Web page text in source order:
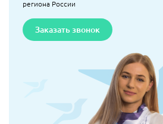
региона России
Заказать звонок